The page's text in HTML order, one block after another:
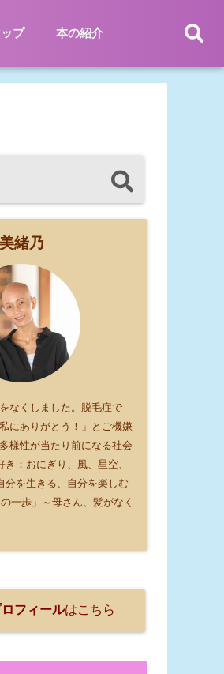
プ 本の紹介
美緒乃
なくしました。脱毛症で
にありがとう！」とご機嫌
様性が当たり前になる社会
：おにぎり、風、星空、
を生きる、自分を楽しむ
一歩」～母さん、髪がなく
フィールはこちら